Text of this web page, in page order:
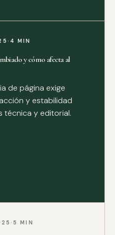
· 4 MIN
y cómo afecta al
de página exige
y estabilidad
técnica y editorial.
· 5 MIN